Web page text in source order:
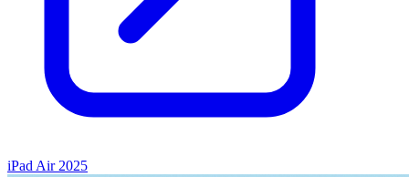
iPad Air 2025